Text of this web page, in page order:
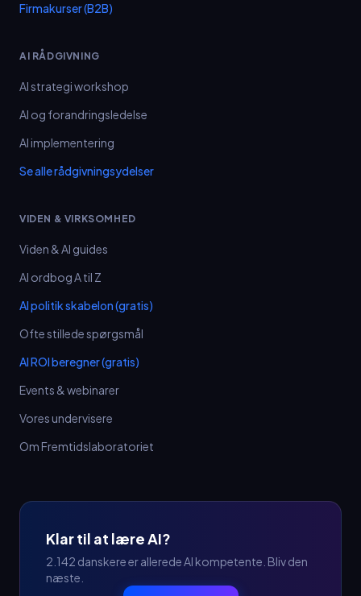
Firmakurser (B2B)
AI RÅDGIVNING
AI strategi workshop
AI og forandringsledelse
AI implementering
Se alle rådgivningsydelser
VIDEN & VIRKSOMHED
Viden & AI guides
AI ordbog A til Z
AI politik skabelon (gratis)
Ofte stillede spørgsmål
AI ROI beregner (gratis)
Events & webinarer
Vores undervisere
Om Fremtidslaboratoriet
Klar til at lære AI?
2.142 danskere er allerede AI kompetente. Bliv den
næste.